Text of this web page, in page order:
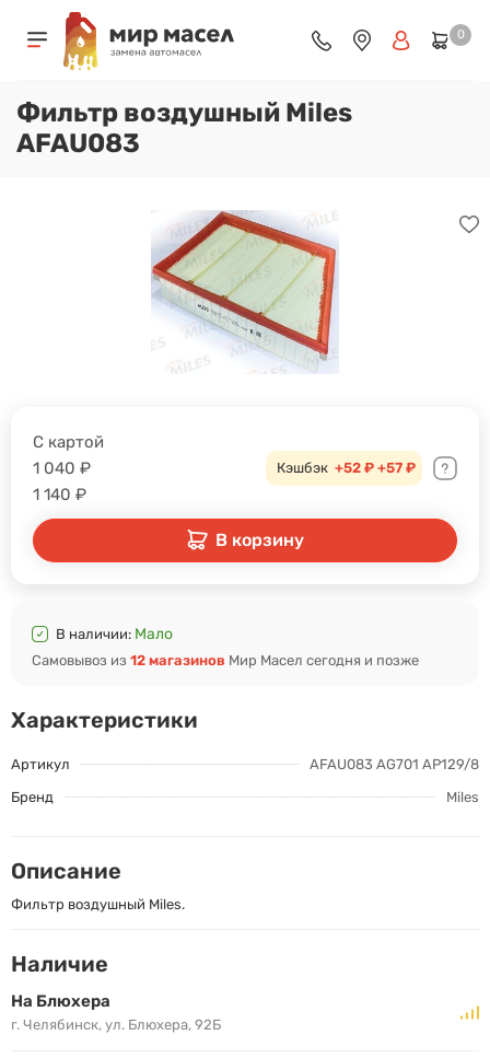
0
Фильтр воздушный Miles
AFAU083
Характеристики
Артикул
AFAU083 AG701 AP129/8
Бренд
Miles
Описание
Фильтр воздушный Miles.
С картой
1 040 ₽
1 140 ₽
Кэшбэк +52 ₽ +57 ₽
В корзину
В наличии: Мало
Самовывоз из 12 магазинов Мир Масел сегодня и позже
Наличие
На Блюхера
г. Челябинск, ул. Блюхера, 92Б